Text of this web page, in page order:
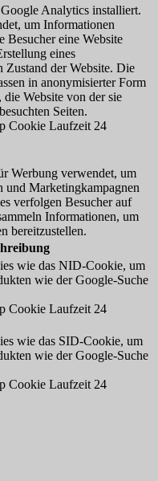
Analytics installiert.
um Informationen
Besucher eine Website
eines
Zustand der Website. Die
in anonymisierter Form
Website von der sie
Seiten.
Cookie Laufzeit 24
Werbung verwendet, um
und Marketingkampagnen
verfolgen Besucher auf
Informationen, um
bereitzustellen.
wie das NID-Cookie, um
wie der Google-Suche
Cookie Laufzeit 24
wie das SID-Cookie, um
wie der Google-Suche
Cookie Laufzeit 24